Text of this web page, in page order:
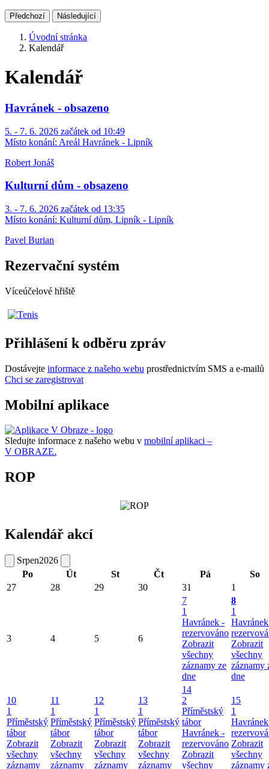
Předchozí Následující
Úvodní stránka
Kalendář
Kalendář
Havránek - obsazeno
5. - 7. 6. 2026 začátek od 10:49
Místo konání: Areál Havránek - Lipník
Robert Jonáš
Kulturní dům - obsazeno
3. - 7. 6. 2026 začátek od 13:35
Místo konání: Kulturní dům, Lipník - Lipník
Pavel Burian
Rezervační systém
Víceúčelové hřiště
Přihlášení k odběru zpráv
Dostávejte informace z našeho webu prostřednictvím SMS a e-mailů
Chci se zaregistrovat
Mobilní aplikace
Sledujte informace z našeho webu v mobilní aplikaci –
V OBRAZE.
ROP
Kalendář akcí
Srpen2026
Po
Út St Čt Pá
So
27
28 29 30 31 1
3 4 5 6
7
1
Havránek -
rezervováno
Zobrazit
všechny
záznamy ze
dne
8
1
Zobrazit
všechny
záznamy
dne
10
1
Příměstský
tábor
Zobrazit
všechny
záznamy
11
1
Příměstský
tábor
Zobrazit
všechny
záznamy
12
1
Příměstský
tábor
Zobrazit
všechny
záznamy
13
1
Příměstský
tábor
Zobrazit
všechny
záznamy
14
2
Příměstský
tábor
Havránek -
rezervováno
Zobrazit
všechny
15
1
Zobrazit
všechny
záznamy